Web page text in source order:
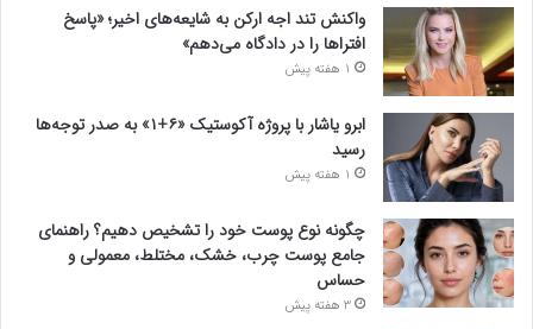
واکنش تند اجه ارکن به شایعه‌های اخیر؛ «پاسخ
افتراها را در دادگاه می‌دهم»
1 هفته پیش
ابرو یاشار با پروژه آکوستیک «۶+۱» به صدر توجه‌ها
رسید
1 هفته پیش
چگونه نوع پوست خود را تشخیص دهیم؟ راهنمای
جامع پوست چرب، خشک، مختلط، معمولی و
حساس
3 هفته پیش